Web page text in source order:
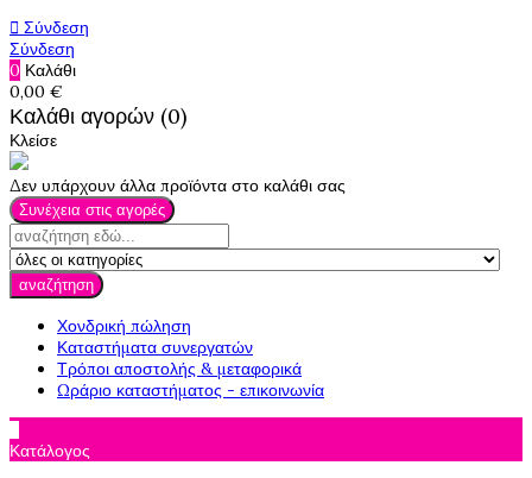
 Σύνδεση
Σύνδεση
0 Καλάθι
0,00 €
Καλάθι αγορών (0)
Κλείσε
Δεν υπάρχουν άλλα προϊόντα στο καλάθι σας
Συνέχεια στις αγορές
αναζήτηση
Χονδρική πώληση
Καταστήματα συνεργατών
Τρόποι αποστολής & μεταφορικά
Ωράριο καταστήματος - επικοινωνία
Κατάλογος